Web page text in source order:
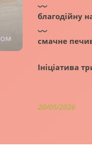
благодійну
смачне
Ініціатива
20/05/2026